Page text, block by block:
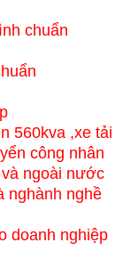
chuẩn
560kva ,xe tải
công nhân
ngoài nước
nghành nghề
doanh nghiệp